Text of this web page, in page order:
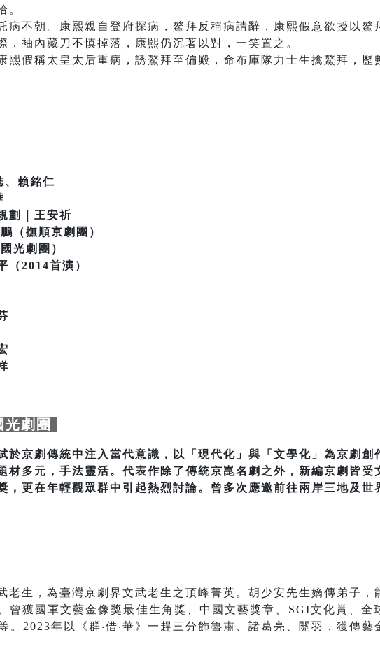
。
病不朝。康熙親自登府探病，鰲拜反稱病請辭，康熙假意欲授以鰲
，袖內藏刀不慎掉落，康熙仍沉著以對，一笑置之。
熙假稱太皇太后重病，誘鰲拜至偏殿，命布庫隊力士生擒鰲拜，歷
、賴銘仁
劃｜王安祈
（撫順京劇團）
光劇團）
（2014首演）
劇團
於京劇傳統中注入當代意識，以「現代化」與「文學化」為京劇創
材多元，手法靈活。代表作除了傳統京崑名劇之外，新編京劇皆受
，更在年輕觀眾群中引起熱烈討論。曾多次應邀前往兩岸三地及世
老生，為臺灣京劇界文武老生之頂峰菁英。胡少安先生嫡傳弟子，
曾獲國軍文藝金像獎最佳生角獎、中國文藝獎章、SGI文化賞、全
。2023年以《群‧借‧華》一趕三分飾魯肅、諸葛亮、關羽，獲傳藝